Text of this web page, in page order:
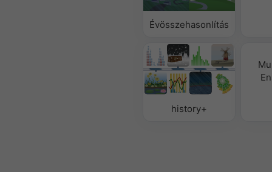
Évösszehasonlítás
history+